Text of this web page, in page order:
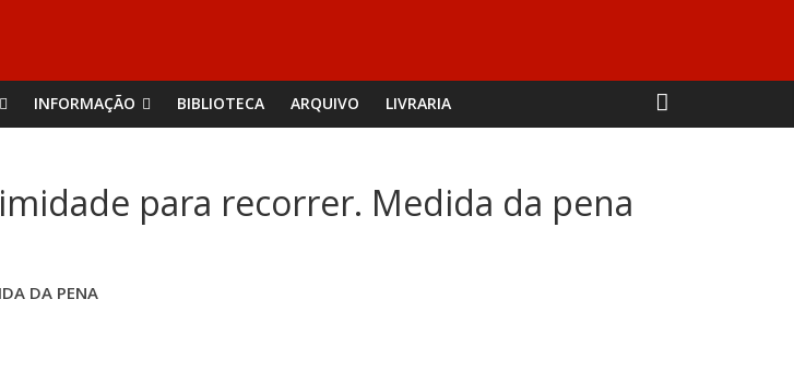
INFORMAÇÃO BIBLIOTECA ARQUIVO LIVRARIA
para recorrer. Medida da pena
DA PENA